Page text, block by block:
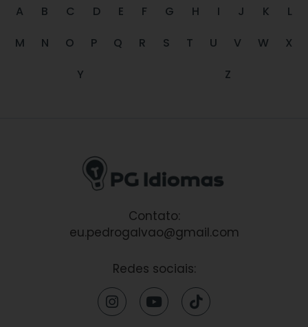
A B C D E F G H I J K
L
M
N O P Q R S T U V W
X
Y
Z
Contato:
eu.pedrogalvao@gmail.com
Redes sociais:
I
n
Y
o
T
i